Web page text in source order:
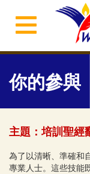
你的參與
主題：​培訓聖經
為了以清晰、準確和
專業人士。這些技能